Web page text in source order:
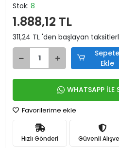
Stok: 8
1.888,12 TL
311,24 TL 'den başlayan
Sepete
Ekle
WHATSAPP İLE
Favorilerime ekle
Hızlı Gönderi Güvenli